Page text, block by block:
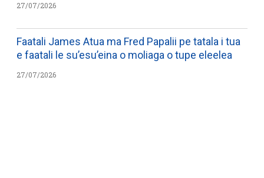
27/07/2026
Faatali James Atua ma Fred Papalii pe tatala i tua
e faatali le su’esu’eina o moliaga o tupe eleelea
27/07/2026